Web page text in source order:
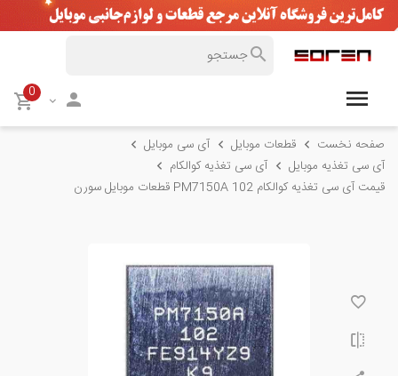
0
صفحه نخست قطعات موبایل
آی سی موبایل
آی سی تغذیه موبایل
آی سی تغذیه کوالکام
قیمت آی سی تغذیه کوالکام PM7150A 102 قطعات موبایل سورن